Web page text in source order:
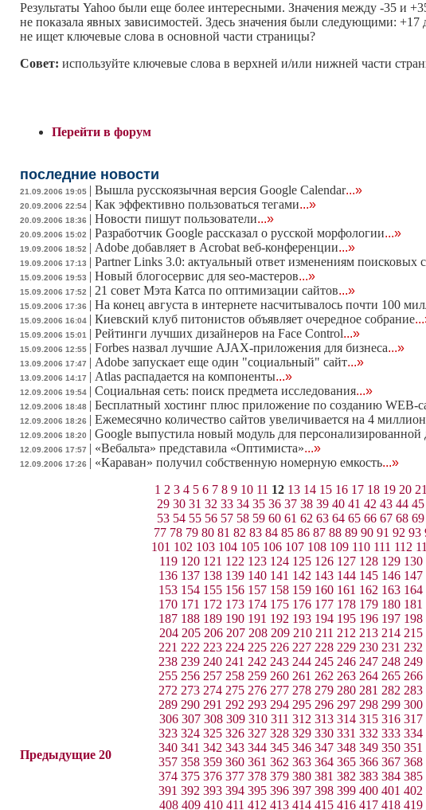
Результаты Yahoo были еще более интересными. Значения между -35 и
не показала явных зависимостей. Здесь значения были следующими:
не ищет ключевые слова в основной части страницы?
Совет: используйте ключевые слова в верхней и/или нижней части
Перейти в форум
последние новости
21.09.2006 19:05 | Вышла русскоязычная версия Google Calendar...»
20.09.2006 22:54 | Как эффективно пользоваться тегами...»
20.09.2006 18:36 | Новости пишут пользователи...»
20.09.2006 15:02 | Разработчик Google рассказал о русской морфологии...»
19.09.2006 18:52 | Adobe добавляет в Acrobat веб-конференции...»
19.09.2006 17:13 | Partner Links 3.0: актуальный ответ изменениям поисковых
15.09.2006 19:53 | Новый блогосервис для seo-мастеров...»
15.09.2006 17:52 | 21 совет Мэта Катса по оптимизации сайтов...»
15.09.2006 17:36 | На конец августа в интернете насчитывалось почти 100
15.09.2006 16:04 | Киевский клуб питонистов объявляет очередное собрание
15.09.2006 15:01 | Рейтинги лучших дизайнеров на Face Control...»
15.09.2006 12:55 | Forbes назвал лучшие AJAX-приложения для бизнеса...»
13.09.2006 17:47 | Adobe запускает еще один "социальный" сайт...»
13.09.2006 14:17 | Atlas распадается на компоненты...»
12.09.2006 19:54 | Социальная сеть: поиск предмета исследования...»
12.09.2006 18:48 | Бесплатный хостинг плюс приложение по созданию WEB-
12.09.2006 18:26 | Ежемесячно количество сайтов увеличивается на 4
12.09.2006 18:20 | Google выпустила новый модуль для
12.09.2006 17:57 | «Вебальта» представила «Оптимиста»...»
12.09.2006 17:26 | «Караван» получил собственную номерную емкость...»
Предыдущие 20
1 2 3 4 5 6 7 8 9 10 11 12 13 14 15 16 17 18 19 20 21
29 30 31 32 33 34 35 36 37 38 39 40 41 42 43 44 45
53 54 55 56 57 58 59 60 61 62 63 64 65 66 67 68 69
77 78 79 80 81 82 83 84 85 86 87 88 89 90 91 92 93
101 102 103 104 105 106 107 108 109 110 111 112
119 120 121 122 123 124 125 126 127 128 129 130
136 137 138 139 140 141 142 143 144 145 146 147
153 154 155 156 157 158 159 160 161 162 163 164
170 171 172 173 174 175 176 177 178 179 180 181
187 188 189 190 191 192 193 194 195 196 197 198
204 205 206 207 208 209 210 211 212 213 214 215
221 222 223 224 225 226 227 228 229 230 231 232
238 239 240 241 242 243 244 245 246 247 248 249
255 256 257 258 259 260 261 262 263 264 265 266
272 273 274 275 276 277 278 279 280 281 282 283
289 290 291 292 293 294 295 296 297 298 299 300
306 307 308 309 310 311 312 313 314 315 316 317
323 324 325 326 327 328 329 330 331 332 333 334
340 341 342 343 344 345 346 347 348 349 350 351
357 358 359 360 361 362 363 364 365 366 367 368
374 375 376 377 378 379 380 381 382 383 384 385
391 392 393 394 395 396 397 398 399 400 401 402
408 409 410 411 412 413 414 415 416 417 418 419